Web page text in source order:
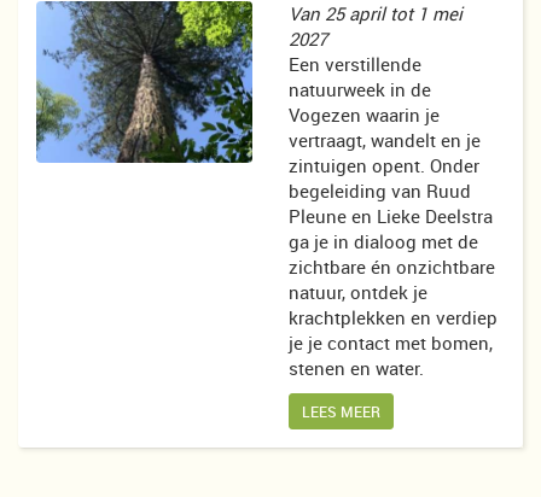
Van 25 april tot 1 mei
2027
Een verstillende
natuurweek in de
Vogezen waarin je
vertraagt, wandelt en je
zintuigen opent. Onder
begeleiding van Ruud
Pleune en Lieke Deelstra
ga je in dialoog met de
zichtbare én onzichtbare
natuur, ontdek je
krachtplekken en verdiep
je je contact met bomen,
stenen en water.
LEES MEER